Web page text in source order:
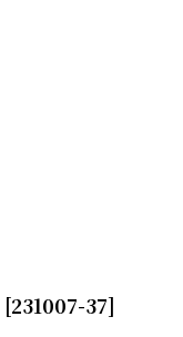
[231007-37]